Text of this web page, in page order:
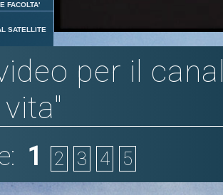
FACOLTA'
SATELLITE
3.30%
per il
1 2 3 4 5